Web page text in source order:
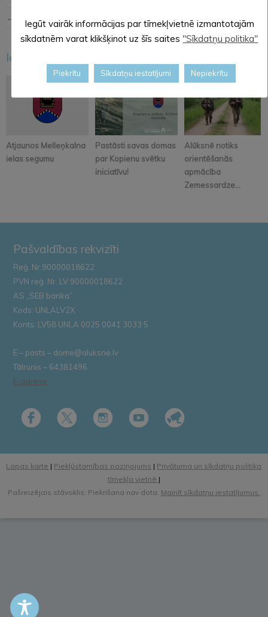
← Iepriekšējā ziņa
Iesakām arī šo
Atjaunos Melleņkalna
ielas segumu
Pastāsti savas domas
par Kopienu svētku
iniciatīvu!
Alūksnē notiks
orientēšanās
apmācība
Zemessardze...
Pašvaldības rekvizīti
Reģ. Nr.90000018622
PVN reģ. Nr. LV 90000018622
AS „SEB banka”
Kods: UNLALV2X
Konts: LV58 UNLA 0025 0041 3033 5
E – pasts – dome@aluksne.lv
Tālrunis – 64381496
E-adrese
Lapas karte | Piekļūstamības paziņojums | Privātuma un sīkdatņu politika
tīmekļa vietnē |
Pašreizējais stāvoklis: Piekrišana nav dota. Mainīt sīkdatņu iestatījumus.
Iegūt vairāk informācijas par tīmekļvietnē izmantotajām
sīkdatnēm varat klikšķinot uz šīs saites "Sīkdatņu politika"
Piekrītu Sīkdatņu iestatījumi Nepiekrītu